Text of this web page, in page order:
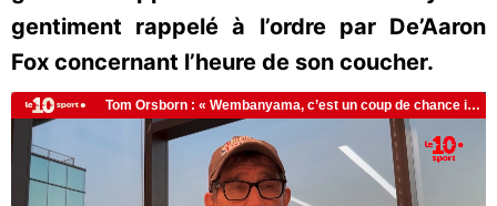
gentiment rappelé à l’ordre par De’Aaron
Fox concernant l’heure de son coucher.